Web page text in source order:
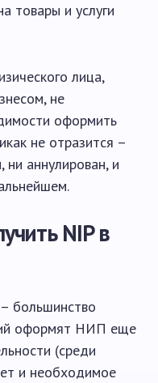
товары и услуги
лица,
не
оформить
не отразится –
ни аннулирован, и
NIP в
большинство
оформят НИП еще
(среди
и необходимое